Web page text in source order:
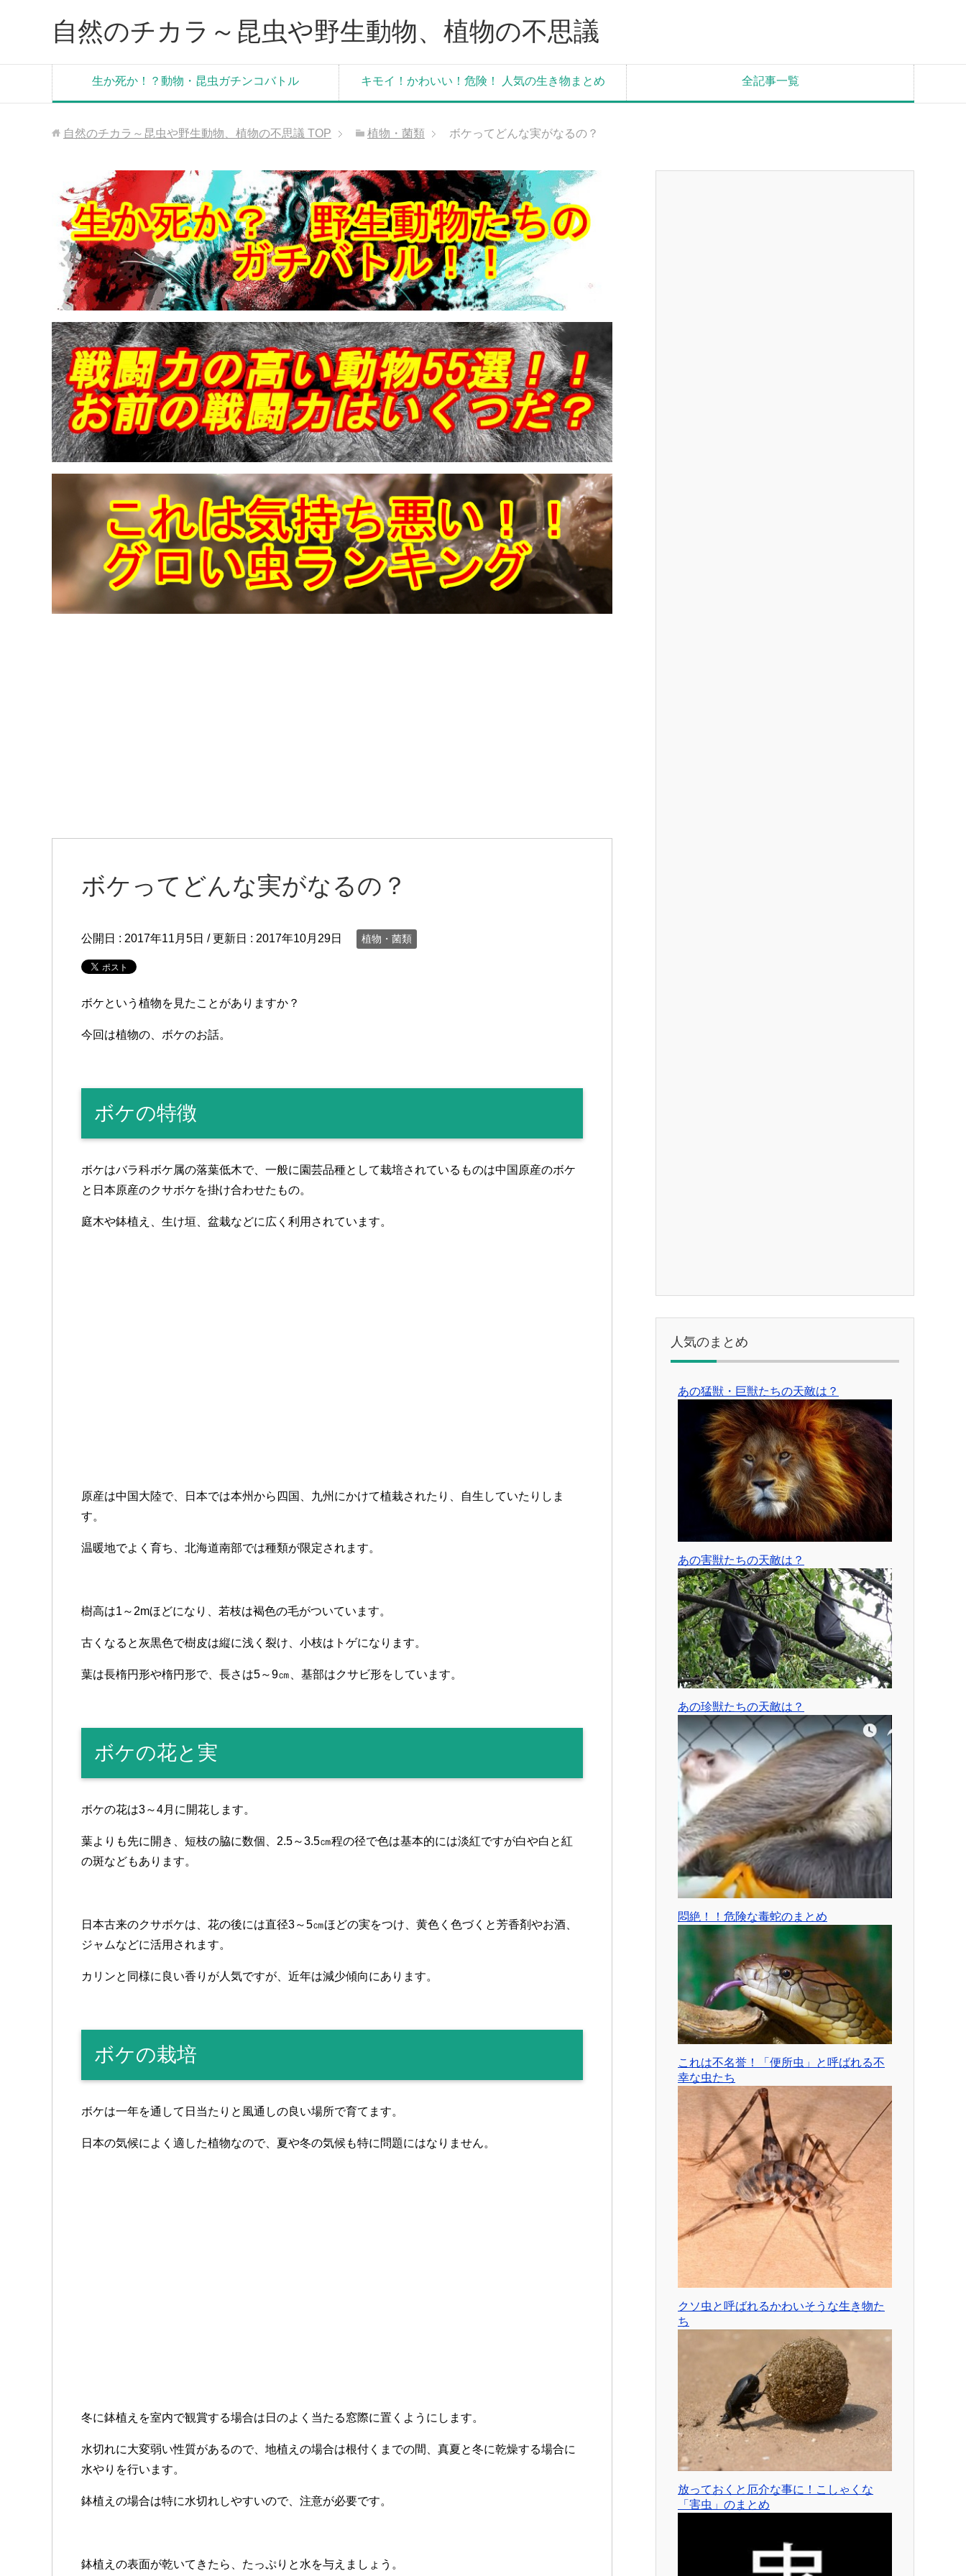
自然のチカラ～昆虫や野生動物、植物の不思議
生か死か！？動物・昆虫ガチンコバトル キモイ！かわいい！危険！ 人気の生き物まとめ 全記事一覧
自然のチカラ～昆虫や野生動物、植物の不思議 TOP 植物・菌類 ボケってどんな実がなるの？
ボケってどんな実がなるの？
公開日 : 2017年11月5日 / 更新日 : 2017年10月29日 植物・菌類
ボケという植物を見たことがありますか？
今回は植物の、ボケのお話。
ボケの特徴
ボケはバラ科ボケ属の落葉低木で、一般に園芸品種として栽培されているものは中国原産のボケ
と日本原産のクサボケを掛け合わせたもの。
庭木や鉢植え、生け垣、盆栽などに広く利用されています。
原産は中国大陸で、日本では本州から四国、九州にかけて植栽されたり、自生していたりしま
す。
温暖地でよく育ち、北海道南部では種類が限定されます。
樹高は1～2mほどになり、若枝は褐色の毛がついています。
古くなると灰黒色で樹皮は縦に浅く裂け、小枝はトゲになります。
葉は長楕円形や楕円形で、長さは5～9㎝、基部はクサビ形をしています。
ボケの花と実
ボケの花は3～4月に開花します。
葉よりも先に開き、短枝の脇に数個、2.5～3.5㎝程の径で色は基本的には淡紅ですが白や白と紅
の斑などもあります。
日本古来のクサボケは、花の後には直径3～5㎝ほどの実をつけ、黄色く色づくと芳香剤やお酒、
ジャムなどに活用されます。
カリンと同様に良い香りが人気ですが、近年は減少傾向にあります。
ボケの栽培
ボケは一年を通して日当たりと風通しの良い場所で育てます。
日本の気候によく適した植物なので、夏や冬の気候も特に問題にはなりません。
冬に鉢植えを室内で観賞する場合は日のよく当たる窓際に置くようにします。
水切れに大変弱い性質があるので、地植えの場合は根付くまでの間、真夏と冬に乾燥する場合に
水やりを行います。
鉢植えの場合は特に水切れしやすいので、注意が必要です。
鉢植えの表面が乾いてきたら、たっぷりと水を与えましょう。
人気のまとめ
あの猛獣・巨獣たちの天敵は？
あの害獣たちの天敵は？
あの珍獣たちの天敵は？
悶絶！！危険な毒蛇のまとめ
これは不名誉！「便所虫」と呼ばれる不
幸な虫たち
クソ虫と呼ばれるかわいそうな生き物た
ち
放っておくと厄介な事に！こしゃくな
「害虫」のまとめ